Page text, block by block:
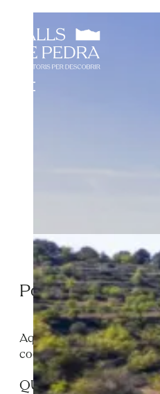
Política de Cookies
Aquest lloc web utilitza
cookies. No obstant això,
QUÈ SÓN LES